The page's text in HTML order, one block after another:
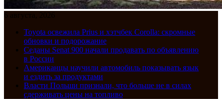
6 августа, 2026
Toyota освежила Prius и хэтчбек Corolla: скромные
обновки и подорожание
Седаны Senat 900 начали продавать по объявлению
в России
Американцы научили автомобиль показывать язык
и ездить за продуктами
Власти Польши признали, что больше не в силах
сдерживать цены на топливо